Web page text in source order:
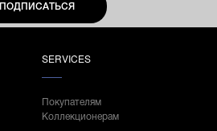
ПОДПИСАТЬСЯ
SERVICES
Покупателям
Коллекционерам